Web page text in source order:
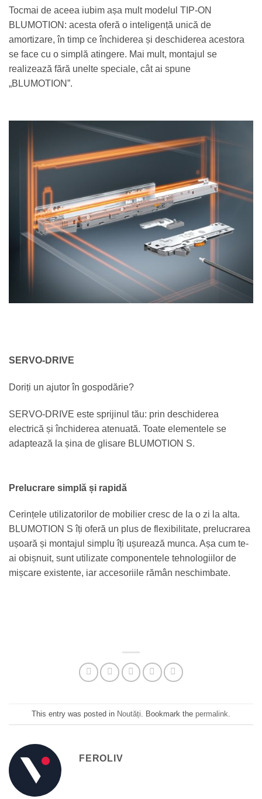
Tocmai de aceea iubim așa mult modelul TIP-ON
BLUMOTION: acesta oferă o inteligență unică de
amortizare, în timp ce închiderea și deschiderea acestora
se face cu o simplă atingere. Mai mult, montajul se
realizează fără unelte speciale, cât ai spune
„BLUMOTION”.
SERVO-DRIVE
Doriți un ajutor în gospodărie?
SERVO-DRIVE este sprijinul tău: prin deschiderea
electrică și închiderea atenuată. Toate elementele se
adaptează la șina de glisare BLUMOTION S.
Prelucrare simplă și rapidă
Cerințele utilizatorilor de mobilier cresc de la o zi la alta.
BLUMOTION S îți oferă un plus de flexibilitate, prelucrarea
ușoară și montajul simplu îți ușurează munca. Așa cum te-
ai obișnuit, sunt utilizate componentele tehnologiilor de
mișcare existente, iar accesoriile rămân neschimbate.
This entry was posted in Noutăți . Bookmark the permalink
FEROLIV